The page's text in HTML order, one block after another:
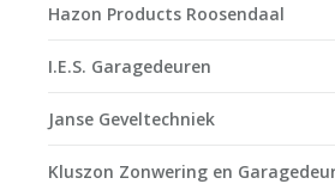
Hazon Products Roosendaal
I.E.S. Garagedeuren
Janse Geveltechniek
Kluszon Zonwering en